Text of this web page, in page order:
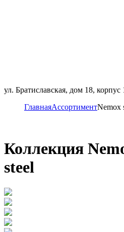
ул. Братиславская, дом 18, корпус
ГлавнаяАссортиментNemox
Коллекция
steel